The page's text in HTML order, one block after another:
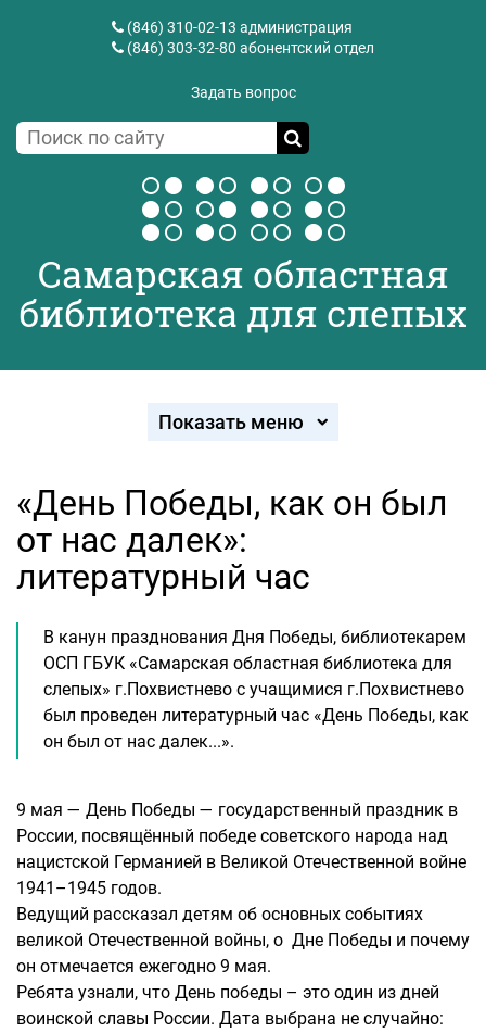
(846) 310-02-13 администрация
(846) 303-32-80 абонентский отдел
Задать вопрос
Самарская областная
библиотека для слепых
Показать меню
«День Победы, как он был
от нас далек»:
литературный час
В канун празднования Дня Победы, библиотекарем
ОСП ГБУК «Самарская областная библиотека для
слепых» г.Похвистнево с учащимися г.Похвистнево
был проведен литературный час «День Победы, как
он был от нас далек...».
9 мая — День Победы — государственный праздник в
России, посвящённый победе советского народа над
нацистской Германией в Великой Отечественной войне
1941–1945 годов.
Ведущий рассказал детям об основных событиях
великой Отечественной войны, о Дне Победы и почему
он отмечается ежегодно 9 мая.
Ребята узнали, что День победы – это один из дней
воинской славы России. Дата выбрана не случайно: